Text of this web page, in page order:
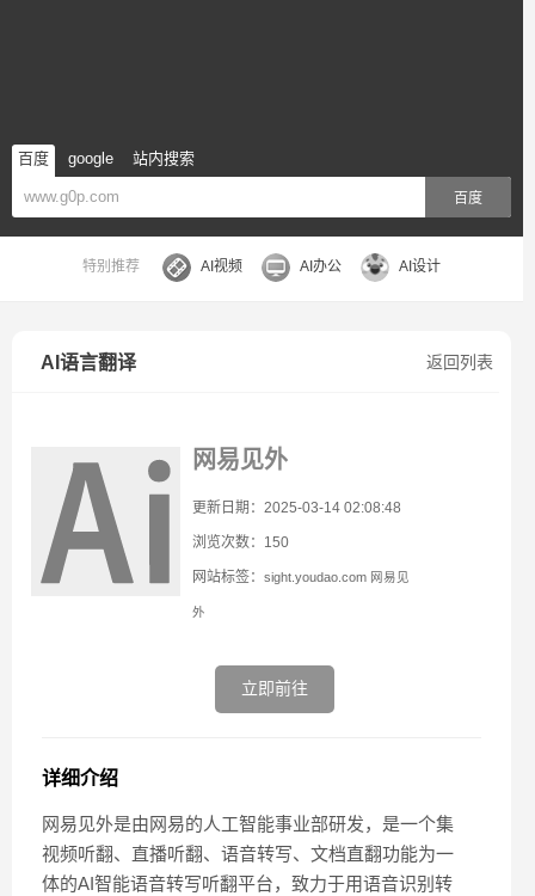
百度 google 站内搜索
百度
特别推荐 AI视频 AI办公 AI设计
返回列表
AI语言翻译
网易见外
更新日期：2025-03-14 02:08:48
浏览次数：150
网站标签：sight.youdao.com 网易见
外
立即前往
详细介绍
网易见外是由网易的人工智能事业部研发，是一个集
视频听翻、直播听翻、语音转写、文档直翻功能为一
体的AI智能语音转写听翻平台，致力于用语音识别转